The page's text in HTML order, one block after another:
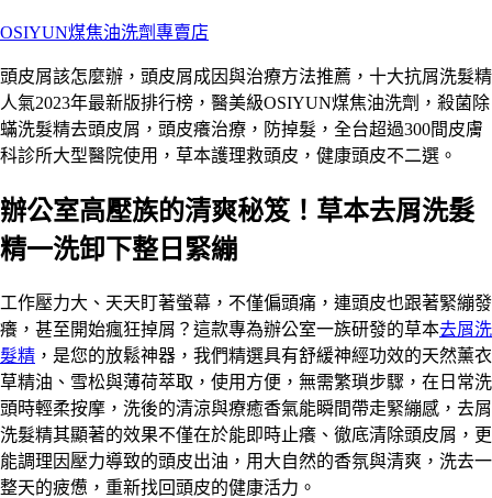
跳
主
要
內
容
OSIYUN煤焦油洗劑專賣店
頭皮屑該怎麼辦，頭皮屑成因與治療方法推薦，十大抗屑洗髮精
人氣2023年最新版排行榜，醫美級OSIYUN煤焦油洗劑，殺菌除
蟎洗髮精去頭皮屑，頭皮癢治療，防掉髮，全台超過300間皮膚
科診所大型醫院使用，草本護理救頭皮，健康頭皮不二選。
辦公室高壓族的清爽秘笈！草本去屑洗髮
精一洗卸下整日緊繃
工作壓力大、天天盯著螢幕，不僅偏頭痛，連頭皮也跟著緊繃發
癢，甚至開始瘋狂掉屑？這款專為辦公室一族研發的草本去屑洗
髮精 ，是您的放鬆神器，我們精選具有舒緩神經功效的天然薰衣
草精油、雪松與薄荷萃取，使用方便，無需繁瑣步驟，在日常洗
頭時輕柔按摩，洗後的清涼與療癒香氣能瞬間帶走緊繃感，去屑
洗髮精其顯著的效果不僅在於能即時止癢、徹底清除頭皮屑，更
能調理因壓力導致的頭皮出油，用大自然的香氛與清爽，洗去一
整天的疲憊，重新找回頭皮的健康活力。